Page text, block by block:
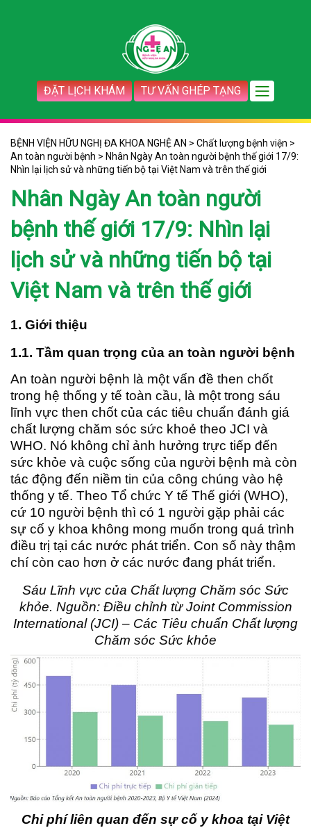
ĐẶT LỊCH KHÁM TƯ VẤN GHÉP TẠNG
BỆNH VIỆN HỮU NGHỊ ĐA KHOA NGHỆ AN > Chất lượng bệnh viện >
An toàn người bệnh > Nhân Ngày An toàn người bệnh thế giới 17/9:
Nhìn lại lịch sử và những tiến bộ tại Việt Nam và trên thế giới
Nhân Ngày An toàn người
bệnh thế giới 17/9: Nhìn lại
lịch sử và những tiến bộ tại
Việt Nam và trên thế giới
1. Giới thiệu
1.1. Tầm quan trọng của an toàn người bệnh
An toàn người bệnh là một vấn đề then chốt
trong hệ thống y tế toàn cầu, là một trong sáu
lĩnh vực then chốt của các tiêu chuẩn đánh giá
chất lượng chăm sóc sức khoẻ theo JCI và
WHO. Nó không chỉ ảnh hưởng trực tiếp đến
sức khỏe và cuộc sống của người bệnh mà còn
tác động đến niềm tin của công chúng vào hệ
thống y tế. Theo Tổ chức Y tế Thế giới (WHO),
cứ 10 người bệnh thì có 1 người gặp phải các
sự cố y khoa không mong muốn trong quá trình
điều trị tại các nước phát triển. Con số này thậm
chí còn cao hơn ở các nước đang phát triển.
Sáu Lĩnh vực của Chất lượng Chăm sóc Sức
khỏe. Nguồn: Điều chỉnh từ Joint Commission
International (JCI) – Các Tiêu chuẩn Chất lượng
Chăm sóc Sức khỏe
Chi phí liên quan đến sự cố y khoa tại Việt